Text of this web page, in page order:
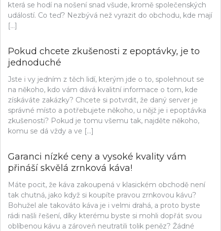
která se hodí na nošení snad všude, kromě společenských
událostí. Co teď? Nezbývá než vyrazit do obchodu, kde mají
[…]
Pokud chcete zkušenosti z epoptávky, je to
jednoduché
Jste i vy jedním z těch lidí, kterým jde o to, spolehnout se
na někoho, kdo vám dává kvalitní informace o tom, kde
získáváte zakázky? Chcete si potvrdit, že daný server je
správné místo a potřebujete někoho, u nějž je i epoptávka
zkušenosti? Pokud je tomu všemu tak, najděte někoho,
komu se dá vždy a ve […]
Garanci nízké ceny a vysoké kvality vám
přináší skvělá zrnková káva!
Máte pocit, že káva zakoupená v klasickém obchodě není
tak chutná, jako když si koupíte pravou zrnkovou kávu?
Bohužel ale takováto káva je i velmi drahá, a proto byste
rádi našli řešení, díky kterému byste si mohli dopřát svou
oblíbenou kávu a zároveň neutratili tolik peněz? Žádné